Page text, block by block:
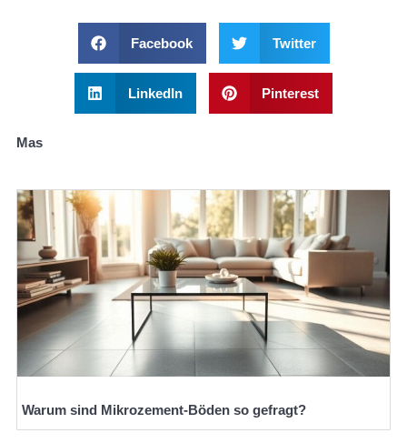
Facebook Twitter
LinkedIn Pinterest
Mas
Warum sind Mikrozement-Böden so gefragt?